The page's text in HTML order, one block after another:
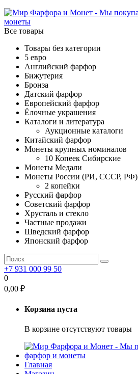
Все товары
Товары без категории
5 евро
Английский фарфор
Бижутерия
Бронза
Датский фарфор
Европейский фарфор
Ёлочные украшения
Каталоги и литература
Аукционные каталоги
Китайский фарфор
Монеты крупных номиналов
10 Копеек Сибирские
Монеты Медали
Монеты России (РИ, СССР, РФ)
2 копейки
Русский фарфор
Советский фарфор
Хрусталь и стекло
Частные продажи
Шведский фарфор
Японский фарфор
+7 931 000 99 50
0
0,00 ₽
Корзина пуста
В корзине отсутствуют товары
Главная